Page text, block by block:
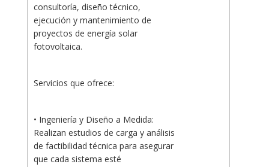
consultoría, diseño técnico,
ejecución y mantenimiento de
proyectos de energía solar
fotovoltaica.
Servicios que ofrece:
• Ingeniería y Diseño a Medida:
Realizan estudios de carga y análisis
de factibilidad técnica para asegurar
que cada sistema esté